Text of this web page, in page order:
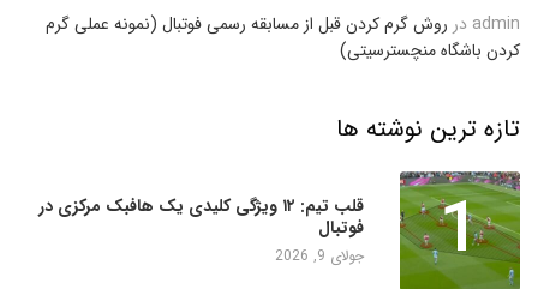
admin در روش گرم کردن قبل از مسابقه رسمی فوتبال (نمونه عملی گرم
کردن باشگاه منچسترسیتی)
تازه ترین نوشته ها
1
قلب تیم: ۱۲ ویژگی کلیدی یک هافبک مرکزی در
فوتبال
جولای 9, 2026